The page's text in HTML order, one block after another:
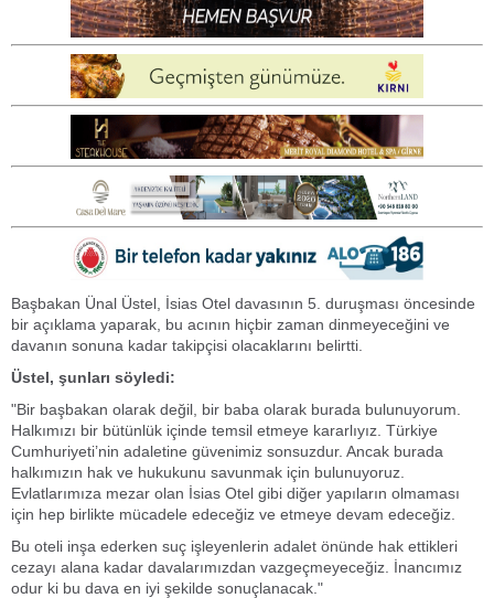
Başbakan Ünal Üstel, İsias Otel davasının 5. duruşması öncesinde
bir açıklama yaparak, bu acının hiçbir zaman dinmeyeceğini ve
davanın sonuna kadar takipçisi olacaklarını belirtti.
Üstel, şunları söyledi:
"Bir başbakan olarak değil, bir baba olarak burada bulunuyorum.
Halkımızı bir bütünlük içinde temsil etmeye kararlıyız. Türkiye
Cumhuriyeti’nin adaletine güvenimiz sonsuzdur. Ancak burada
halkımızın hak ve hukukunu savunmak için bulunuyoruz.
Evlatlarımıza mezar olan İsias Otel gibi diğer yapıların olmaması
için hep birlikte mücadele edeceğiz ve etmeye devam edeceğiz.
Bu oteli inşa ederken suç işleyenlerin adalet önünde hak ettikleri
cezayı alana kadar davalarımızdan vazgeçmeyeceğiz. İnancımız
odur ki bu dava en iyi şekilde sonuçlanacak."